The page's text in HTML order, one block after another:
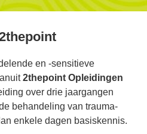
en -sensitieve
2thepoint Opleidingen
over drie jaargangen
behandeling van trauma-
enkele dagen basiskennis.